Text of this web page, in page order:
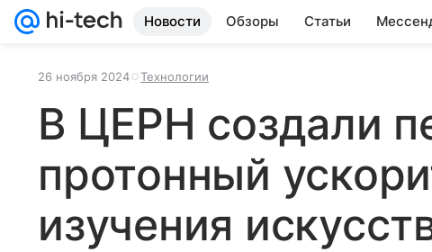
Новости Обзоры Статьи
26 ноября 2024 Технологии
В ЦЕРН создали
протонный
изучения